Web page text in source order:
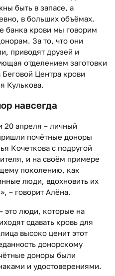
быть в запасе, а
в больших объёмах.
банка крови мы говорим
За то, что они
приводят друзей и
отделением заготовки
Центра крови
Кулькова.
навсегда
20 апреля – личный
почётные доноры
Кочеткова с подругой
и на своём примере
поколению, как
люди, вдохновить их
– говорит Алёна.
это люди, которые на
сдавать кровь для
высоко ценит этот
донорскому
доноры были
и удостоверениями.